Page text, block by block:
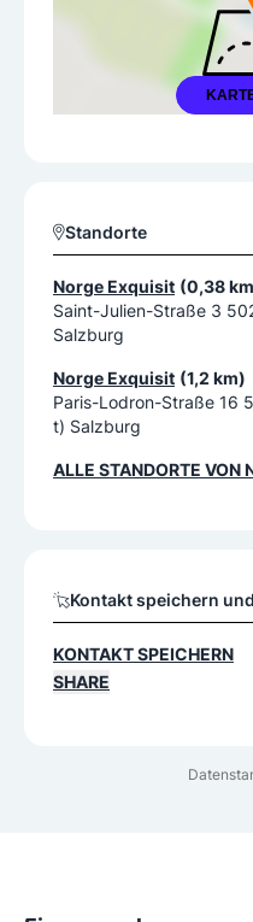
Standorte
Norge Exquisit (0,38
Saint-Julien-Straße 3
Salzburg
Norge Exquisit (1,2 km)
Paris-Lodron-Straße 16
t) Salzburg
ALLE STANDORTE VON
Kontakt speichern
KONTAKT SPEICHERN
SHARE